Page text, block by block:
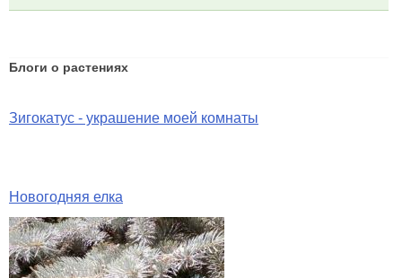
Блоги о растениях
Зигокатус - украшение моей комнаты
Новогодняя елка